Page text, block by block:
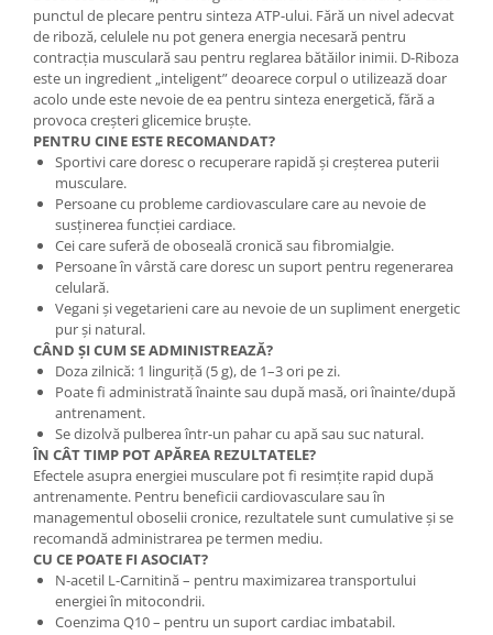
punctul de plecare pentru sinteza ATP-ului. Fără un nivel adecvat
de riboză, celulele nu pot genera energia necesară pentru
contracția musculară sau pentru reglarea bătăilor inimii. D-Riboza
este un ingredient „inteligent” deoarece corpul o utilizează doar
acolo unde este nevoie de ea pentru sinteza energetică, fără a
provoca creșteri glicemice bruște.
PENTRU CINE ESTE RECOMANDAT?
Sportivi care doresc o recuperare rapidă și creșterea puterii
musculare.
Persoane cu probleme cardiovasculare care au nevoie de
susținerea funcției cardiace.
Cei care suferă de oboseală cronică sau fibromialgie.
Persoane în vârstă care doresc un suport pentru regenerarea
celulară.
Vegani și vegetarieni care au nevoie de un supliment energetic
pur și natural.
CÂND ȘI CUM SE ADMINISTREAZĂ?
Doza zilnică: 1 linguriță (5 g), de 1–3 ori pe zi.
Poate fi administrată înainte sau după masă, ori înainte/după
antrenament.
Se dizolvă pulberea într-un pahar cu apă sau suc natural.
ÎN CÂT TIMP POT APĂREA REZULTATELE?
Efectele asupra energiei musculare pot fi resimțite rapid după
antrenamente. Pentru beneficii cardiovasculare sau în
managementul oboselii cronice, rezultatele sunt cumulative și se
recomandă administrarea pe termen mediu.
CU CE POATE FI ASOCIAT?
N-acetil L-Carnitină – pentru maximizarea transportului
energiei în mitocondrii.
Coenzima Q10 – pentru un suport cardiac imbatabil.